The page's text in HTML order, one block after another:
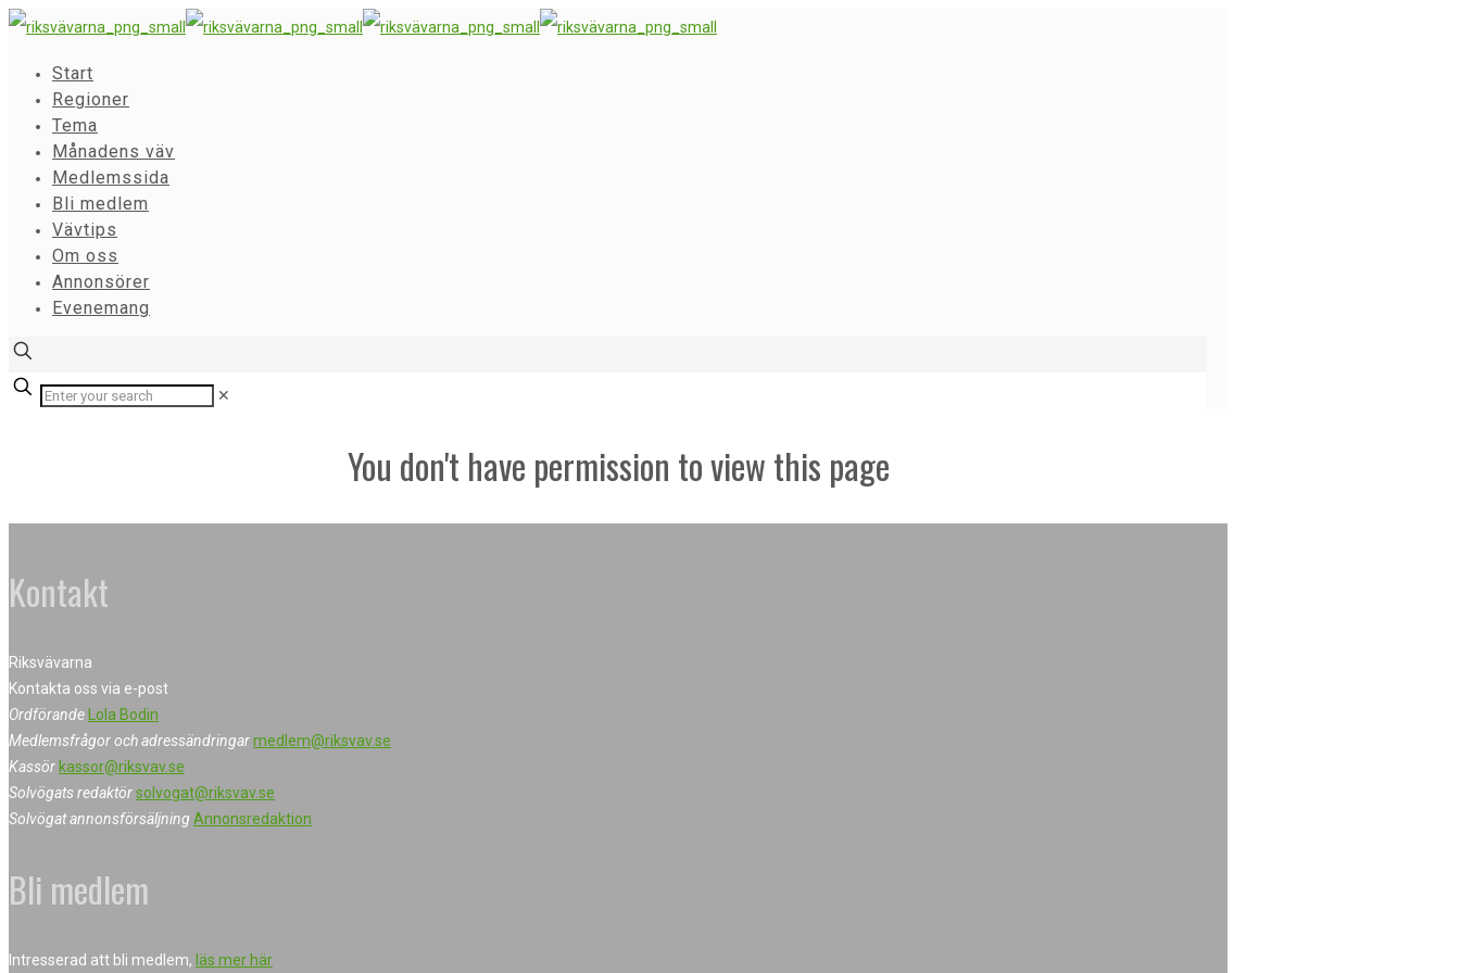
Start
Regioner
Tema
Månadens väv
Medlemssida
Bli medlem
Vävtips
Om oss
Annonsörer
Evenemang
✕
You don't have permission to view this page
Kontakt
Riksvävarna
Kontakta oss via e-post
Ordförande
Lola Bodin
Medlemsfrågor och adressändringarmedlem@riksvav.se
Kassör kassor@riksvav.se
Solvögats redaktörsolvogat@riksvav.se
Solvögat annonsförsäljning Annonsredaktion
Bli medlem
Intresserad att bli medlem, läs mer här